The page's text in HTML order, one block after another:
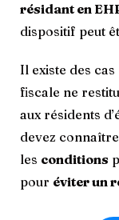
résidant en
dispositif peut
Il existe des
fiscale ne
aux résidents
devez
les conditions
pour éviter un